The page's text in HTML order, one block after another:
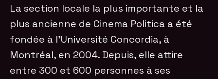
La section locale la plus importante et la
plus ancienne de Cinema Politica a été
fondée à l’Université Concordia, à
Montréal, en 2004. Depuis, elle attire
entre 300 et 600 personnes à ses